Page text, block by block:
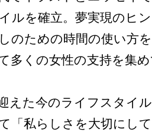
ルを確立。夢実現のヒ
のための時間の使い方
多くの女性の支持を集
えた今のライフスタイ
「私らしさを大切にし